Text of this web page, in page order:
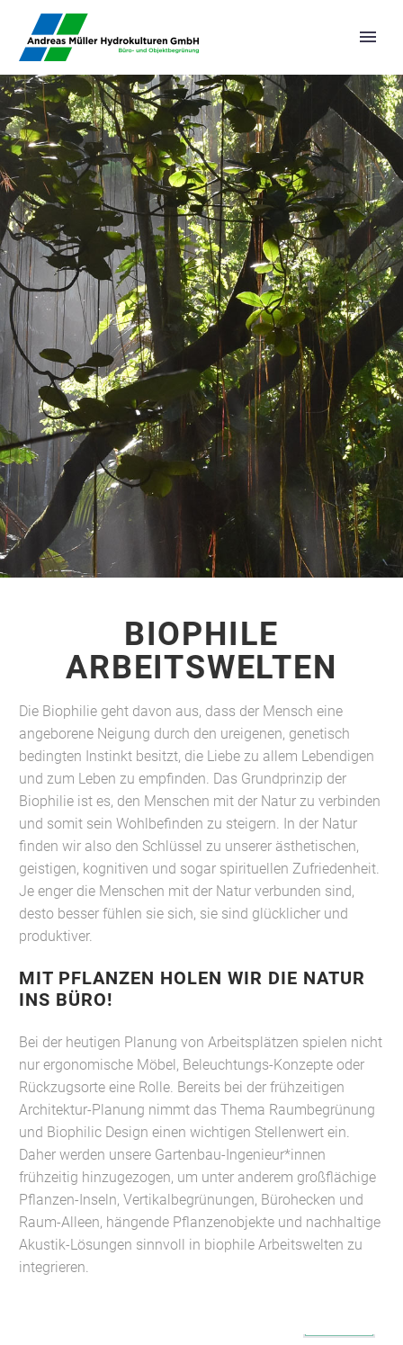
BIOPHILE
ARBEITSWELTEN
Die Biophilie geht davon aus, dass der Mensch eine
angeborene Neigung durch den ureigenen, genetisch
bedingten Instinkt besitzt, die Liebe zu allem Lebendigen
und zum Leben zu empfinden. Das Grundprinzip der
Biophilie ist es, den Menschen mit der Natur zu verbinden
und somit sein Wohlbefinden zu steigern. In der Natur
finden wir also den Schlüssel zu unserer ästhetischen,
geistigen, kognitiven und sogar spirituellen Zufriedenheit.
Je enger die Menschen mit der Natur verbunden sind,
desto besser fühlen sie sich, sie sind glücklicher und
produktiver.
MIT PFLANZEN HOLEN WIR DIE NATUR
INS BÜRO!
Bei der heutigen Planung von Arbeitsplätzen spielen nicht
nur ergonomische Möbel, Beleuchtungs-Konzepte oder
Rückzugsorte eine Rolle. Bereits bei der frühzeitigen
Architektur-Planung nimmt das Thema Raumbegrünung
und Biophilic Design einen wichtigen Stellenwert ein.
Daher werden unsere Gartenbau-Ingenieur*innen
frühzeitig hinzugezogen, um unter anderem großflächige
Pflanzen-Inseln, Vertikalbegrünungen, Bürohecken und
Raum-Alleen, hängende Pflanzenobjekte und nachhaltige
Akustik-Lösungen sinnvoll in biophile Arbeitswelten zu
integrieren.